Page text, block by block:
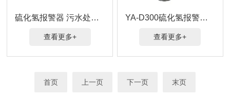
硫化氢报警器 污水处理厂气体泄漏危险
查看更多+
YA-D300硫化氢报警器 快速响应及时预警
查看更多+
首页 上一页 下一页 末页